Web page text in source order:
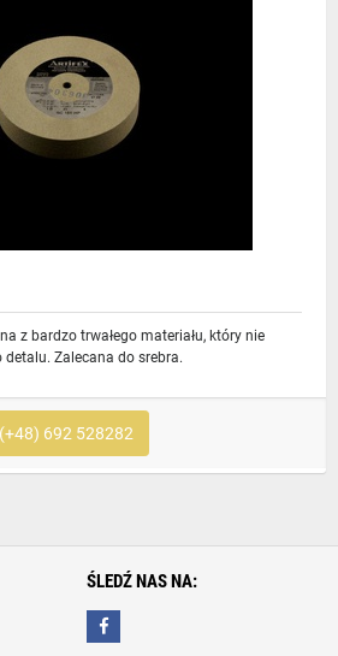
z bardzo trwałego materiału, który nie
Zalecana do srebra.
(+48) 692 528282
ŚLEDŹ NAS NA: